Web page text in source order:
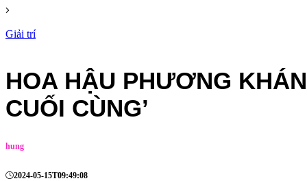
Giải trí
HOA HẬU PHƯƠNG
CUỐI CÙNG’
hung
2024-05-15T09:49:08